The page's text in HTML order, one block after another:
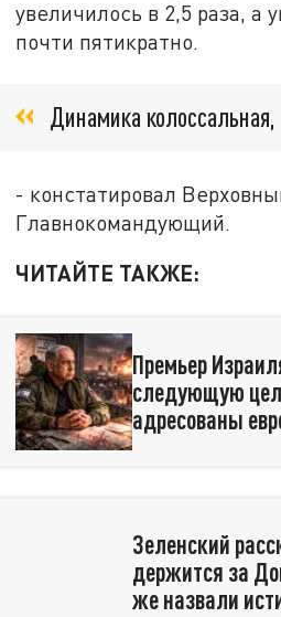
увеличилось в 2,5 раза, а
почти пятикратно.
Динамика колоссальная,
- констатировал
Главнокомандующий.
ЧИТАЙТЕ ТАКЖЕ:
Премьер
следующую
адресованы
Зеленский
держится за
же назвали